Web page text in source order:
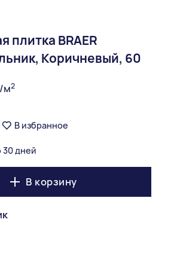
плитка BRAER
Коричневый, 60
м2
В избранное
30 дней
В корзину